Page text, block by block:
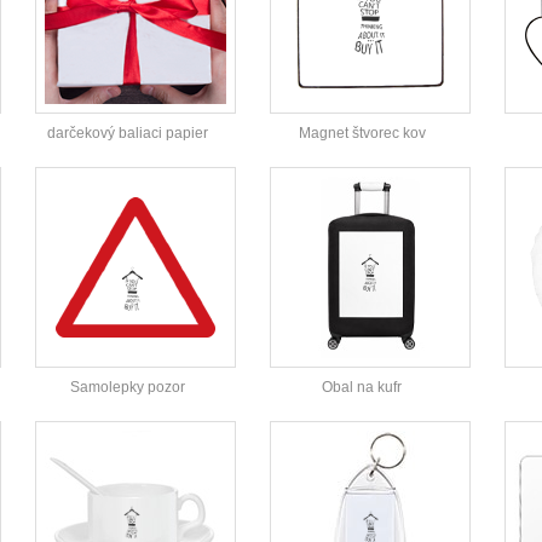
darčekový baliaci papier Magnet štvorec kov
Samolepky pozor Obal na kufr